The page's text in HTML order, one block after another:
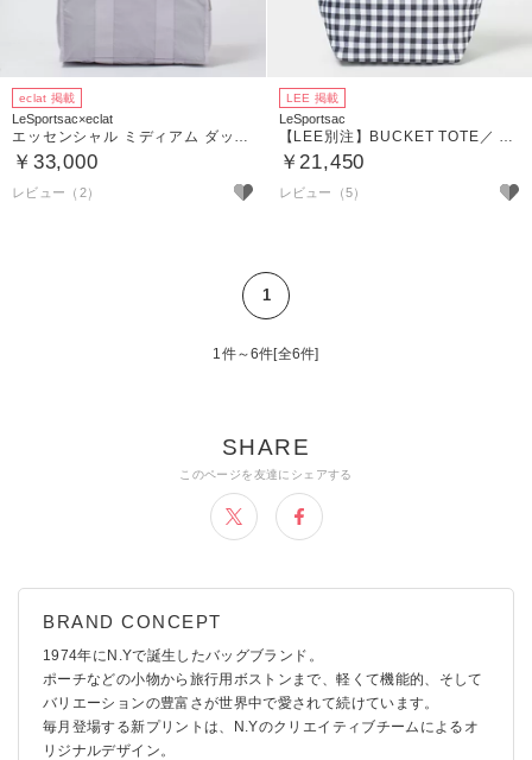
eclat 掲載
LeSportsac×eclat
エッセンシャル ミディアム ダッフル
￥33,000
レビュー（2）
LEE 掲載
LeSportsac
【LEE別注】BUCKET TOTE／ クラシカルギンガム
￥21,450
レビュー（5）
1
1件～6件[全6件]
1974年にN.Yで誕生したバッグブランド。
ポーチなどの小物から旅行用ボストンまで、軽くて機能的、そして
バリエーションの豊富さが世界中で愛されて続けています。
毎月登場する新プリントは、N.Yのクリエイティブチームによるオ
リジナルデザイン。